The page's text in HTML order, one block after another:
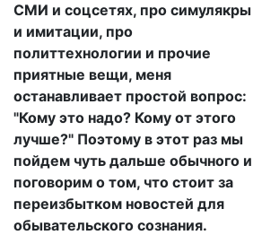
СМИ и соцсетях, про симулякры
и имитации, про
политтехнологии и прочие
приятные вещи, меня
останавливает простой вопрос:
"Кому это надо? Кому от этого
лучше?" Поэтому в этот раз мы
пойдем чуть дальше обычного и
поговорим о том, что стоит за
переизбытком новостей для
обывательского сознания.